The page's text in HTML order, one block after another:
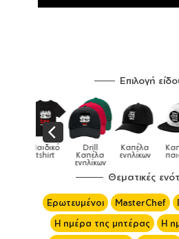
Επιλογή
Drill
Καπέλα
Καπέλα
ενηλίκων
Καπέλα
παιδικά
Θεματικές
Ερωτευμένοι MasterChef
Η ημέρα της μητέρας
Η